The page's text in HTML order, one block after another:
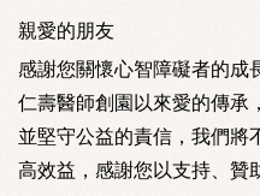
親愛的朋友
感謝您關懷心智障礙者的成
仁壽醫師創園以來愛的傳承
並堅守公益的責信，我們將
高效益，感謝您以支持、贊